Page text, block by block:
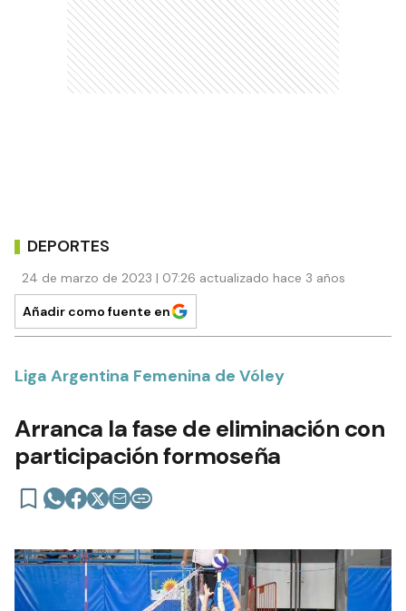
DEPORTES
24 de marzo de 2023 | 07:26 actualizado hace 3 años
Añadir como fuente en
Liga Argentina Femenina de Vóley
Arranca la fase de eliminación con
participación formoseña